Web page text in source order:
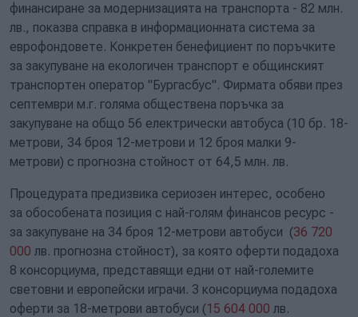
финансиране за модернизацията на транспорта - 82 млн.
лв., показва справка в информационната система за
еврофондовете. Конкретен бенефициент по поръчките
за закупуване на екологичен транспорт е общинският
транспортен оператор "Бургасбус". Фирмата обяви през
септември м.г. голяма обществена поръчка за
закупуване на общо 56 електрически автобуса (10 бр. 18-
метрови, 34 броя 12-метрови и 12 броя малки 9-
метрови) с прогнозна стойност от 64,5 млн. лв.
Процедурата предизвика сериозен интерес, особено
за обособената позиция с най-голям финансов ресурс -
за закупуване на 34 броя 12-метрови автобуси (36 720
000 лв. прогнозна стойност), за която оферти подадоха
8 консорциума, представящи едни от най-големите
световни и европейски играчи. 3 консорциума подадоха
оферти за 18-метрови автобуси (15 604 000 лв.